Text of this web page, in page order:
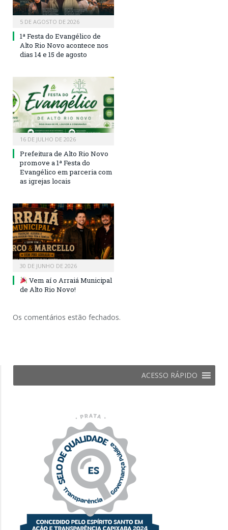
5 DE AGOSTO DE 2026
1ª Festa do Evangélico de
Alto Rio Novo acontece nos
dias 14 e 15 de agosto
16 DE JULHO DE 2026
Prefeitura de Alto Rio Novo
promove a 1ª Festa do
Evangélico em parceria com
as igrejas locais
30 DE JUNHO DE 2026
Vem aí o Arraiá Municipal
de Alto Rio Novo!
Os comentários estão fechados.
ACESSO RÁPIDO